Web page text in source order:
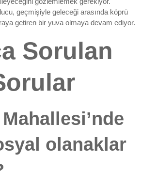
geçmişiyle geleceği arasında köprü
getiren bir yuva olmaya devam ediyor.
Sorulan
olanaklar